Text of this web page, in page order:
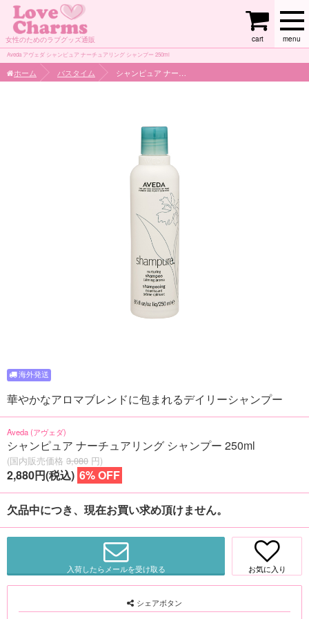
女性のためのラブグッズ通販 menu
cart
Aveda アヴェダ シャンピュア ナーチュアリング シャンプー 250ml
ホーム バスタイム
華やかなアロマブレンドに包まれるデイリーシャンプー
Aveda (アヴェダ)
シャンピュア ナーチュアリング シャンプー 250ml
(国内販売価格 3,080 円)
2,880円(税込) 6% OFF
欠品中につき、現在お買い求め頂けません。
入荷したらメールを受け取る お気に入り
シェアボタン